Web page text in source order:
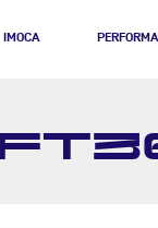
IMOCA